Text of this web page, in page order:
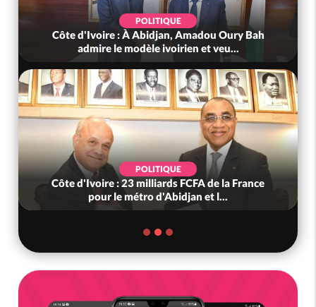
POLITIQUE
Côte d'Ivoire : À Abidjan, Amadou Oury Bah
admire le modèle ivoirien et veu...
POLITIQUE
Côte d'Ivoire : 23 milliards FCFA de la France
pour le métro d'Abidjan et l...